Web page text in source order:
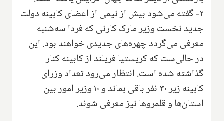
۲- گفته می‌شود بیش از نیمی از اعضای کابینه دولت
جدید نخست وزیر مارک کارنی که فردا سه‌شنبه
معرفی می‌گردد چهره‌های جدیدی خواهند بود. این
در حالی‌ست که کریستیا فریلند از کابینه کنار
گذاشته شده است. انتظار می‌رود تعداد وزرای
کابینه زیر ۳۰ نفر باقی بماند و ۱۰ وزیر امور بین
استان‌ها و قلمروها نیز معرفی شوند.